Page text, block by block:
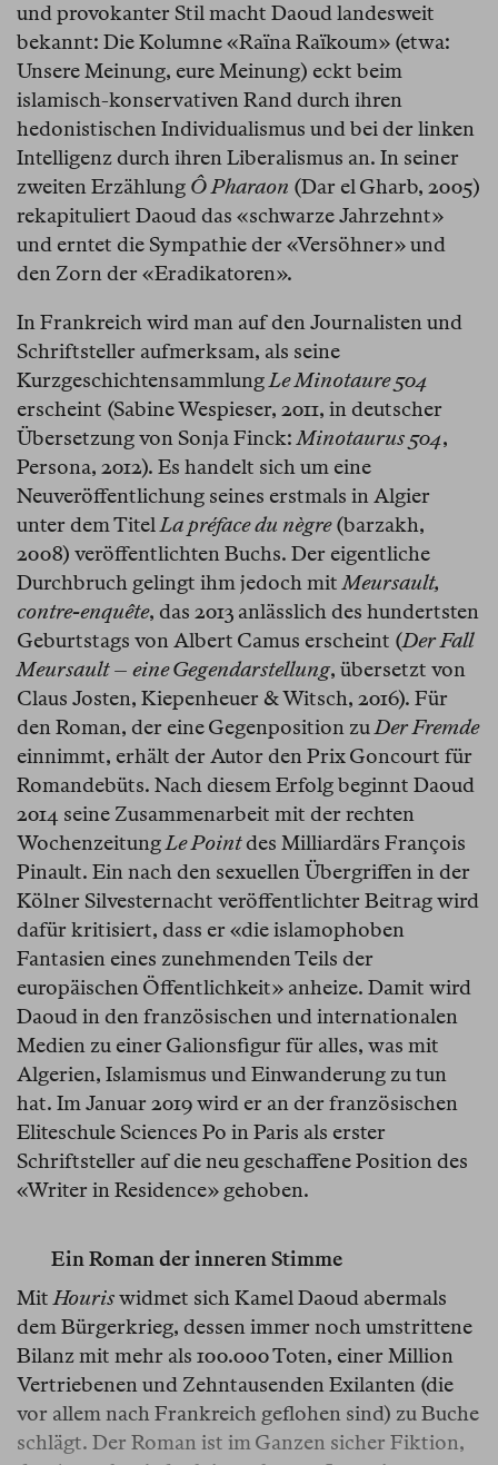
und provokanter Stil macht Daoud landesweit
bekannt: Die Kolumne «Raïna Raïkoum» (etwa:
Unsere Meinung, eure Meinung) eckt beim
islamisch-konservativen Rand durch ihren
hedonistischen Individualismus und bei der linken
Intelligenz durch ihren Liberalismus an. In seiner
zweiten Erzählung Ô Pharaon (Dar el Gharb, 2005)
rekapituliert Daoud das «schwarze Jahrzehnt»
und erntet die Sympathie der «Versöhner» und
den Zorn der «Eradikatoren».
In Frankreich wird man auf den Journalisten und
Schriftsteller aufmerksam, als seine
KurzgeschichtensammlungLe Minotaure 504
erscheint (Sabine Wespieser, 2011, in deutscher
Übersetzung von Sonja Finck:Minotaurus 504,
Persona, 2012). Es handelt sich um eine
Neuveröffentlichung seines erstmals in Algier
unter dem TitelLa préface du nègre(barzakh,
2008) veröffentlichten Buchs. Der eigentliche
Durchbruch gelingt ihm jedoch mitMeursault,
contre-enquête, das 2013 anlässlich des hundertsten
Geburtstags von Albert Camus erscheint (Der Fall
Meursault – eine Gegendarstellung, übersetzt von
Claus Josten, Kiepenheuer & Witsch, 2016). Für
den Roman, der eine Gegenposition zuDer Fremde
einnimmt, erhält der Autor den Prix Goncourt für
Romandebüts. Nach diesem Erfolg beginnt Daoud
2014 seine Zusammenarbeit mit der rechten
WochenzeitungLe Pointdes Milliardärs François
Pinault. Ein nach den sexuellen Übergriffen in der
Kölner Silvesternacht veröffentlichter Beitrag wird
dafür kritisiert, dass er «die islamophoben
Fantasien eines zunehmenden Teils der
europäischen Öffentlichkeit» anheize. Damit wird
Daoud in den französischen und internationalen
Medien zu einer Galionsfigur für alles, was mit
Algerien, Islamismus und Einwanderung zu tun
hat. Im Januar 2019 wird er an der französischen
Eliteschule Sciences Po in Paris als erster
Schriftsteller auf die neu geschaffene Position des
«Writer in Residence» gehoben.
Ein Roman der inneren Stimme
MitHouriswidmet sich Kamel Daoud abermals
dem Bürgerkrieg, dessen immer noch umstrittene
Bilanz mit mehr als 100.000 Toten, einer Million
Vertriebenen und Zehntausenden Exilanten (die
vor allem nach Frankreich geflohen sind) zu Buche
schlägt. Der Roman ist im Ganzen sicher Fiktion,